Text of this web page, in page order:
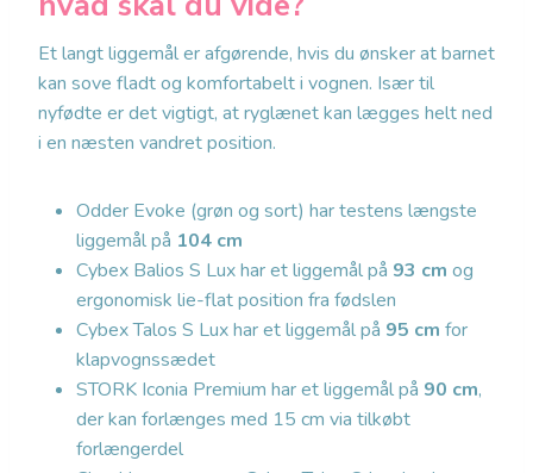
Et langt liggemål er afgørende, hvis du ønsker at barnet
kan sove fladt og komfortabelt i vognen. Især til
nyfødte er det vigtigt, at ryglænet kan lægges helt ned
i en næsten vandret position.
Odder Evoke (grøn og sort) har testens længste
liggemål på 104 cm
Cybex Balios S Lux har et liggemål på 93 cm og
ergonomisk lie-flat position fra fødslen
Cybex Talos S Lux har et liggemål på 95 cm for
klapvognssædet
STORK Iconia Premium har et liggemål på 90 cm,
der kan forlænges med 15 cm via tilkøbt
forlængerdel